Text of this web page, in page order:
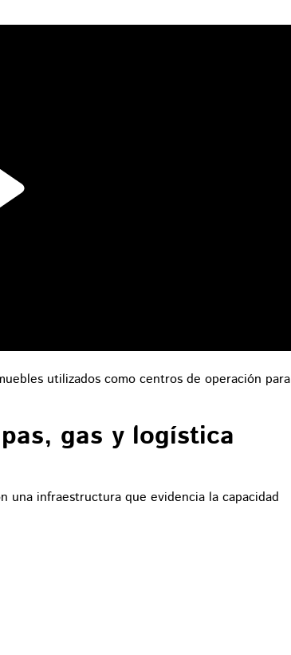
utilizados como centros de operación para
gas y logística
una infraestructura que evidencia la capacidad